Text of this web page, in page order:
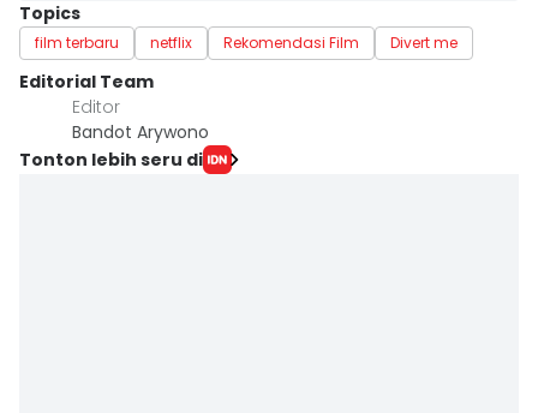
Topics
film terbaru netflix Rekomendasi Film Divert me
Editorial Team
Editor
Bandot Arywono
Tonton lebih seru di